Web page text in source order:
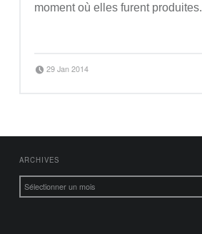
moment où elles furent produites.
29 Jan 2014
FOOTER SIDEBAR
ARCHIVES
Archives